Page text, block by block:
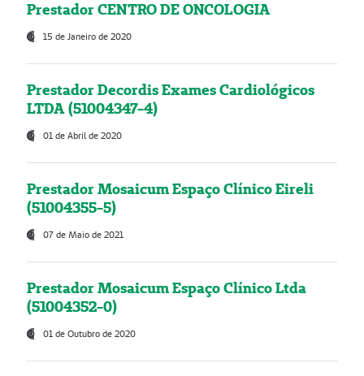
Prestador CENTRO DE ONCOLOGIA
15 de Janeiro de 2020
Prestador Decordis Exames Cardiológicos
LTDA (51004347-4)
01 de Abril de 2020
Prestador Mosaicum Espaço Clínico Eireli
(51004355-5)
07 de Maio de 2021
Prestador Mosaicum Espaço Clínico Ltda
(51004352-0)
01 de Outubro de 2020